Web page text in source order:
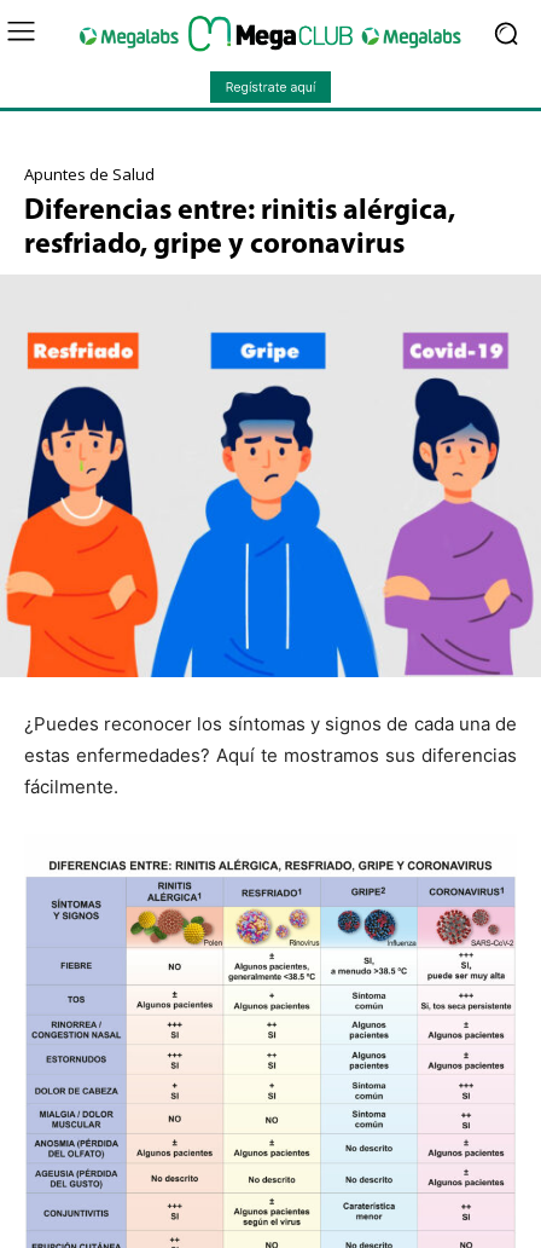
Apuntes de Salud
Diferencias entre: rinitis alérgica,
resfriado, gripe y coronavirus
¿Puedes reconocer los síntomas y signos de cada una de
estas enfermedades? Aquí te mostramos sus diferencias
fácilmente.